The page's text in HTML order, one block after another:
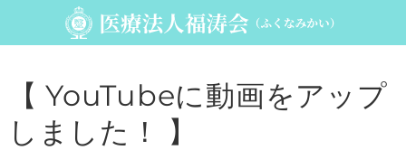
【 YouTubeに動画をアップ
しました！ 】